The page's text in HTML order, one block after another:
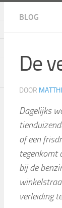
BLOG
De
DOOR
Dagelijks
of een
tegenkomt
bij de
verleiding